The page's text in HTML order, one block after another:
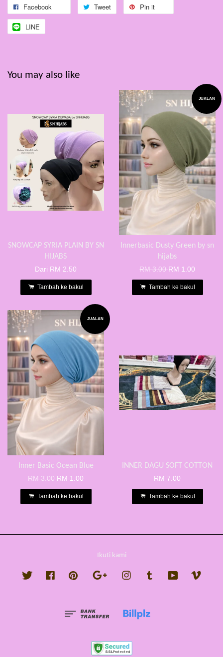
Facebook Tweet Pin it
LINE
You may also like
SNOWCAP SYRIA PLAIN BY SN
HIJABS
Dari RM 2.50
Tambah ke bakul
JUALAN
Innerbasic Dusty Green by sn
hijabs
RM 3.00RM 1.00
Tambah ke bakul
JUALAN
Inner Basic Ocean Blue
RM 3.00RM 1.00
Tambah ke bakul
INNER DAGU SOFT COTTON
RM 7.00
Tambah ke bakul
Ikuti kami
Twitter FacebookPinterest Google InstagramTumblr YouTube